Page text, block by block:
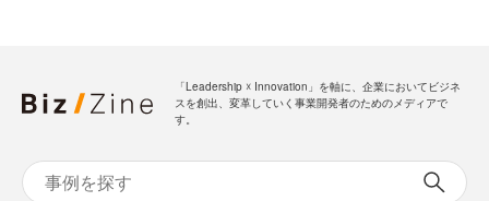
「Leadership ☓ Innovation」を軸に、企業においてビジネ
スを創出、変革していく事業開発者のためのメディアで
す。